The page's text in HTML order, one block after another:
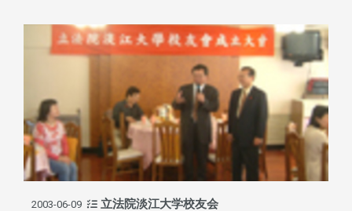
2003-06-09 立法院淡江大学校友会